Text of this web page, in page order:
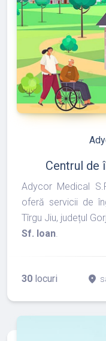
Centrul de
Adycor Medical
oferă servicii de
Tîrgu Jiu, județul
Sf. Ioan.
30 locuri place